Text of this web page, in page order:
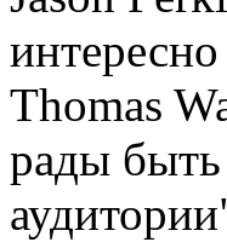
Thomas
рады быть